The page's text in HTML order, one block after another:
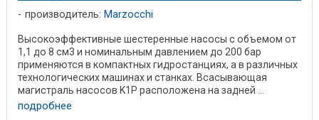
производитель: Marzocchi
Высокоэффективные шестеренные насосы с объемом от
1,1 до 8 см3 и номинальным давлением до 200 бар
применяются в компактных гидростанциях, а в различных
технологических машинах и станках. Всасывающая
магистраль насосов K1P расположена на задней ...
подробнее